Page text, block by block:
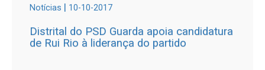
Notícias | 10-10-2017
Distrital do PSD Guarda apoia candidatura
de Rui Rio à liderança do partido